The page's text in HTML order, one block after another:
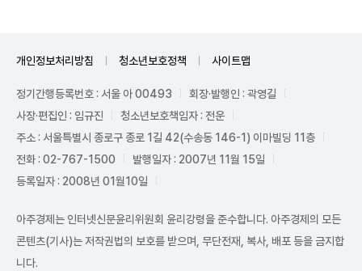
개인정보처리방침 청소년보호정책 사이트맵
정기간행등록번호 : 서울 아 00493
회장·발행인 : 곽영길
사장·편집인 : 임규진
청소년보호책임자 : 전운
주소 : 서울특별시 종로구 종로 1길 42(수송동 146-1) 이마빌딩 11층
전화 : 02-767-1500
발행일자 : 2007년 11월 15일
등록일자 : 2008년 01월10일
아주경제는 인터넷신문윤리위원회 윤리강령을 준수합니다. 아주경제의 모든
콘텐츠(기사)는 저작권법의 보호를 받으며, 무단전재, 복사, 배포 등을 금지합
니다.